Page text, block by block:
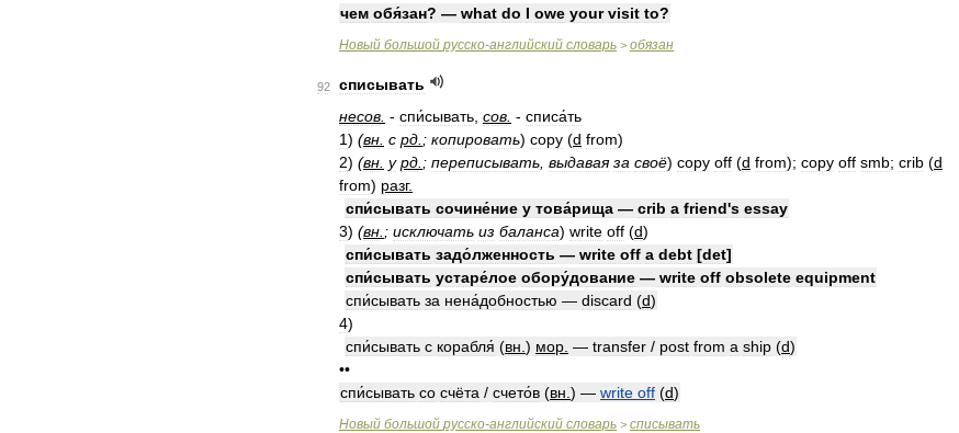
чем обя́зан? — what do I owe your visit to?
Новый большой русско-английский словарь > обязан
92
списывать
несов - спи́сывать сов - списа́ть
1) (вн с рд ; копировать) copy (d from)
2) (вн у рд ; переписывать выдавая за своё) copy off (d from); copy off smb; crib (d
from) разг.
спи́сывать сочине́ние у това́рища — crib a friend's essay
3) (вн ; исключать из баланса) write off (d)
спи́сывать задо́лженность — write off a debt [det]
спи́сывать устаре́лое обору́дование — write off obsolete equipment
спи́сывать за нена́добностью — discard (d)
4)
спи́сывать с корабля́ (вн ) мор — transfer / post from a ship (d)
••
спи́сывать со счёта / счето́в (вн ) — write off (d)
Новый большой русско-английский словарь > списывать